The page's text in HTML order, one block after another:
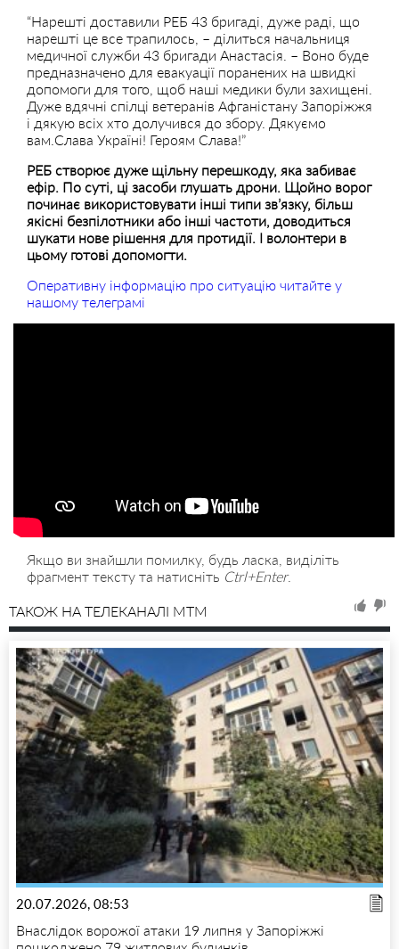
“Нарешті доставили РЕБ 43 бригаді, дуже раді, що
нарешті це все трапилось, – ділиться начальниця
медичної служби 43 бригади Анастасія. – Воно буде
предназначено для евакуації поранених на швидкі
допомоги для того, щоб наші медики були захищені.
Дуже вдячні спілці ветеранів Афганістану Запоріжжя
і дякую всіх хто долучився до збору. Дякуємо
вам.Слава Україні! Героям Слава!”
РЕБ створює дуже щільну перешкоду, яка забиває
ефір. По суті, ці засоби глушать дрони. Щойно ворог
починає використовувати інші типи зв’язку, більш
якісні безпілотники або інші частоти, доводиться
шукати нове рішення для протидії. І волонтери в
цьому готові допомогти.
Оперативну інформацію про ситуацію читайте у
нашому телеграмі
Якщо ви знайшли помилку, будь ласка, виділіть
фрагмент тексту та натисніть Ctrl+Enter.
ТАКОЖ НА ТЕЛЕКАНАЛІ MTM
20.07.2026, 08:53
Внаслідок ворожої атаки 19 липня у Запоріжжі